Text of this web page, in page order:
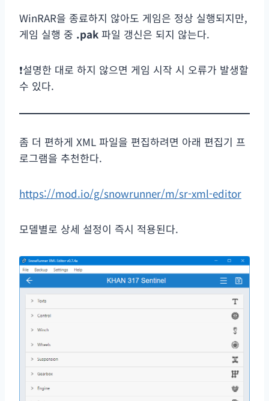
WinRAR을 종료하지 않아도 게임은 정상 실행되지만,
게임 실행 중 .pak 파일 갱신은 되지 않는다.
❗설명한 대로 하지 않으면 게임 시작 시 오류가 발생할
수 있다.
좀 더 편하게 XML 파일을 편집하려면 아래 편집기 프
로그램을 추천한다.
https://mod.io/g/snowrunner/m/sr-xml-editor
모델별로 상세 설정이 즉시 적용된다.